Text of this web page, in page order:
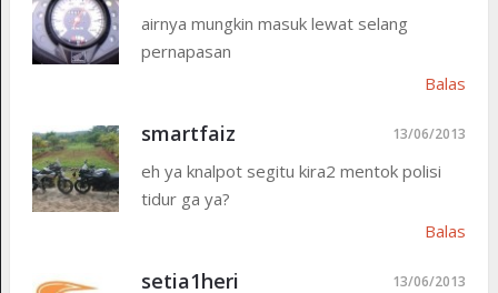
airnya mungkin masuk lewat selang
pernapasan
Balas
smartfaiz 13/06/2013
eh ya knalpot segitu kira2 mentok polisi
tidur ga ya?
Balas
setia1heri 13/06/2013